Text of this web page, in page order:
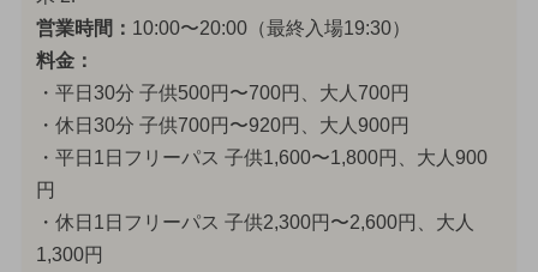
営業時間： 10:00〜20:00（最終入場19:30）
料金：
・平日30分 子供500円〜700円、大人700円
・休日30分 子供700円〜920円、大人900円
・平日1日フリーパス 子供1,600〜1,800円、大人900
円
・休日1日フリーパス 子供2,300円〜2,600円、大人
1,300円